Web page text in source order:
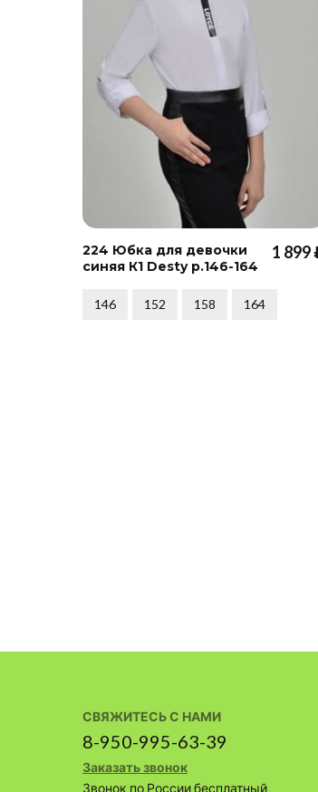
224 Юбка для девочки
синяя К1 Desty р.146-164
1 899
146 152 158 164
СВЯЖИТЕСЬ С НАМИ
8-950-995-63-39
Заказать звонок
Звонок по России бесплатный